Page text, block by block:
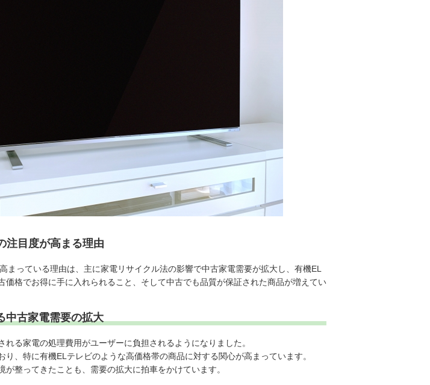
注目度が高まる理由
まっている理由は、主に家電リサイクル法の影響で中古家電需要が拡大し、有機EL
価格でお得に手に入れられること、そして中古でも品質が保証された商品が増えてい
中古家電需要の拡大
る家電の処理費用がユーザーに負担されるようになりました。
り、特に有機ELテレビのような高価格帯の商品に対する関心が高まっています。
が整ってきたことも、需要の拡大に拍車をかけています。